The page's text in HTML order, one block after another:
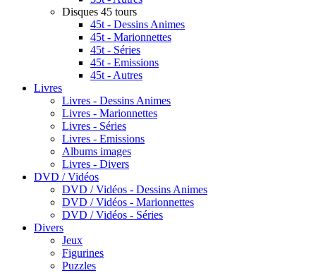
Disques 45 tours
45t - Dessins Animes
45t - Marionnettes
45t - Séries
45t - Emissions
45t - Autres
Livres
Livres - Dessins Animes
Livres - Marionnettes
Livres - Séries
Livres - Emissions
Albums images
Livres - Divers
DVD / Vidéos
DVD / Vidéos - Dessins Animes
DVD / Vidéos - Marionnettes
DVD / Vidéos - Séries
Divers
Jeux
Figurines
Puzzles